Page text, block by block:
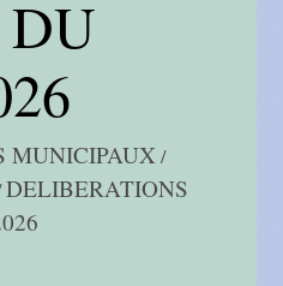
MUNICIPAUX/
DELIBERATIONS